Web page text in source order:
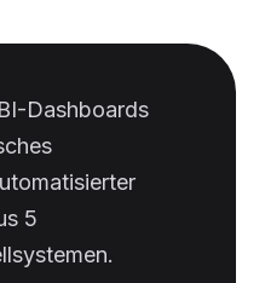
Dashboards
5